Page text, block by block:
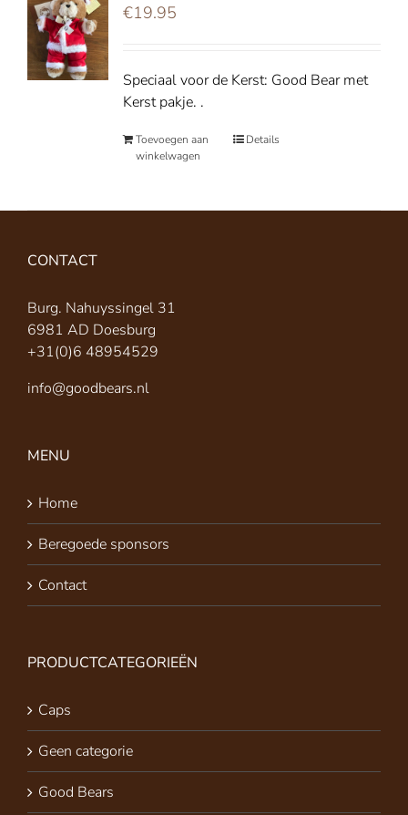
€19.95
Speciaal voor de Kerst: Good Bear met
Kerst pakje. .
Toevoegen aan
winkelwagen
Details
CONTACT
Burg. Nahuyssingel 31
6981 AD Doesburg
+31(0)6 48954529
info@goodbears.nl
MENU
Home
Beregoede sponsors
Contact
PRODUCTCATEGORIEËN
Caps
Geen categorie
Good Bears